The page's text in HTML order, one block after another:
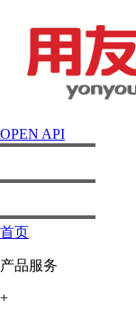
OPEN API
首页
产品服务
+